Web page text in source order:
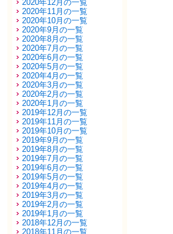
2020年12月の一覧
2020年11月の一覧
2020年10月の一覧
2020年9月の一覧
2020年8月の一覧
2020年7月の一覧
2020年6月の一覧
2020年5月の一覧
2020年4月の一覧
2020年3月の一覧
2020年2月の一覧
2020年1月の一覧
2019年12月の一覧
2019年11月の一覧
2019年10月の一覧
2019年9月の一覧
2019年8月の一覧
2019年7月の一覧
2019年6月の一覧
2019年5月の一覧
2019年4月の一覧
2019年3月の一覧
2019年2月の一覧
2019年1月の一覧
2018年12月の一覧
2018年11月の一覧